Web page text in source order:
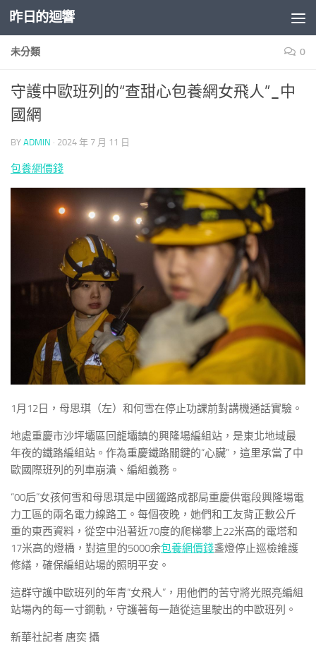
Skip to content
昨日的迴響
未分類 0
守護中歐班列的“查甜心包養網女飛人”_中
國網
BY ADMIN · 2024 年 7 月 11 日
包養網價錢
1月12日，母思琪（左）和何雪在停止功課前對講機通話實驗。
地處重慶市沙坪壩區回龍壩鎮的興隆場編組站，是東北地域最
年夜的鐵路編組站。作為重慶鐵路關鍵的“心臟”，這里承當了中
歐國際班列的列車崩潰、編組義務。
“00后”女孩何雪和母思琪是中國鐵路成都局重慶供電段興隆場電
力工區的兩名電力線路工。每個夜晚，她們和工友背正數公斤
重的東西資料，從空中沿著近70度的爬梯攀上22米高的電塔和
17米高的燈橋，對這里的5000余包養網價錢盞燈停止巡檢維護
修繕，確保編組站場的照明平安。
這群守護中歐班列的年青“女飛人”，用他們的苦守將光照亮編組
站場內的每一寸鋼軌，守護著每一趟從這里駛出的中歐班列。
新華社記者 唐奕 攝